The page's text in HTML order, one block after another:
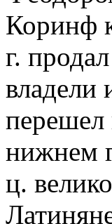
Коринф
г.
владели
перешел
нижнем
ц.